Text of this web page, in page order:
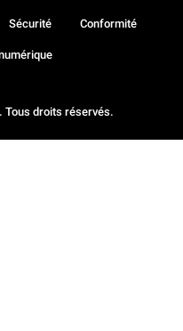
Tous droits réservés.
Sécurité Conformité